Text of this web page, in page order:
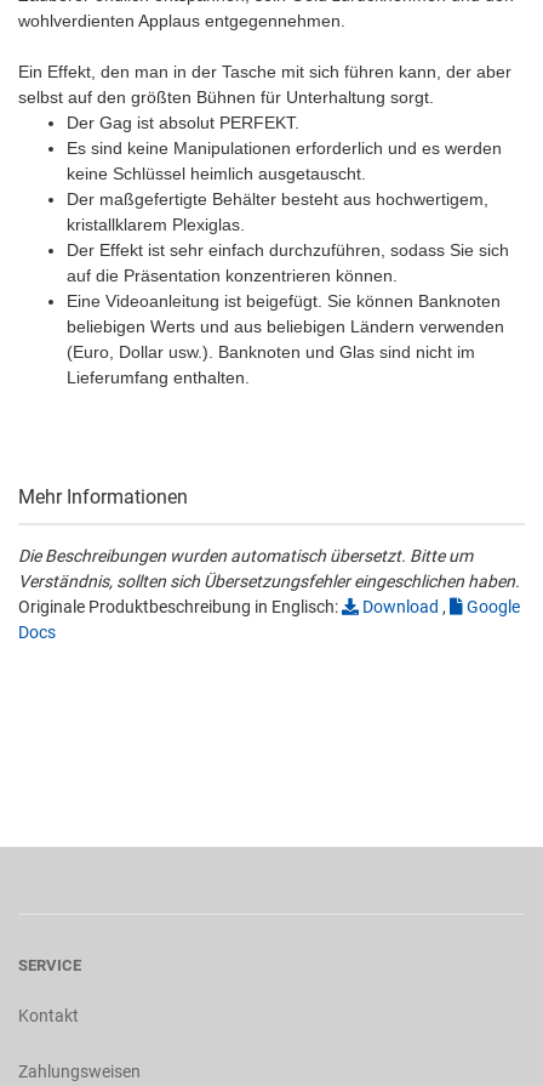
wohlverdienten Applaus entgegennehmen.
Ein Effekt, den man in der Tasche mit sich führen kann, der aber
selbst auf den größten Bühnen für Unterhaltung sorgt.
Der Gag ist absolut PERFEKT.
Es sind keine Manipulationen erforderlich und es werden
keine Schlüssel heimlich ausgetauscht.
Der maßgefertigte Behälter besteht aus hochwertigem,
kristallklarem Plexiglas.
Der Effekt ist sehr einfach durchzuführen, sodass Sie sich
auf die Präsentation konzentrieren können.
Eine Videoanleitung ist beigefügt. Sie können Banknoten
beliebigen Werts und aus beliebigen Ländern verwenden
(Euro, Dollar usw.). Banknoten und Glas sind nicht im
Lieferumfang enthalten.
Mehr Informationen
Die Beschreibungen wurden automatisch übersetzt. Bitte um
Verständnis, sollten sich Übersetzungsfehler eingeschlichen haben.
Originale Produktbeschreibung in Englisch:
Download ,
Google
Docs
SERVICE
Kontakt
Zahlungsweisen